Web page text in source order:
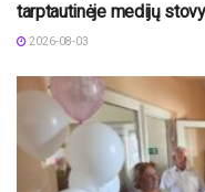
tarptautinėje medijų
2026-08-03